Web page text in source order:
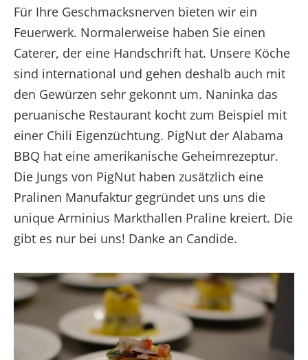
Für Ihre Geschmacksnerven bieten wir ein
Feuerwerk. Normalerweise haben Sie einen
Caterer, der eine Handschrift hat. Unsere Köche
sind international und gehen deshalb auch mit
den Gewürzen sehr gekonnt um. Naninka das
peruanische Restaurant kocht zum Beispiel mit
einer Chili Eigenzüchtung. PigNut der Alabama
BBQ hat eine amerikanische Geheimrezeptur.
Die Jungs von PigNut haben zusätzlich eine
Pralinen Manufaktur gegründet uns uns die
unique Arminius Markthallen Praline kreiert. Die
gibt es nur bei uns! Danke an Candide.